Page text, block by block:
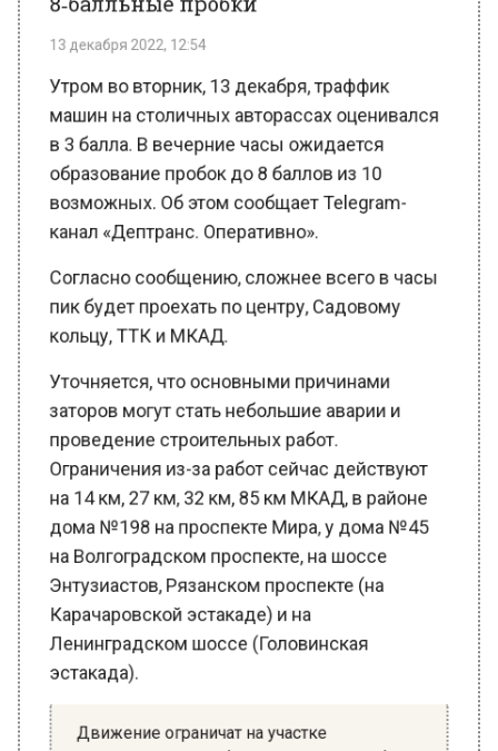
машин на столичных авторассах оценивался
в 3 балла. В вечерние часы ожидается
образование пробок до 8 баллов из 10
возможных. Об этом сообщает Telegram-
канал «Дептранс. Оперативно».
Согласно сообщению, сложнее всего в часы
пик будет проехать по центру, Садовому
кольцу, ТТК и МКАД.
Уточняется, что основными причинами
заторов могут стать небольшие аварии и
проведение строительных работ.
Ограничения из-за работ сейчас действуют
на 14 км, 27 км, 32 км, 85 км МКАД, в районе
дома №198 на проспекте Мира, у дома №45
на Волгоградском проспекте, на шоссе
Энтузиастов, Рязанском проспекте (на
Карачаровской эстакаде) и на
Ленинградском шоссе (Головинская
эстакада).
Андроньевской набережной с 16 декабря